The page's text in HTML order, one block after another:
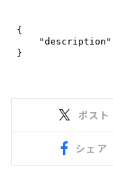
ポスト
シェア